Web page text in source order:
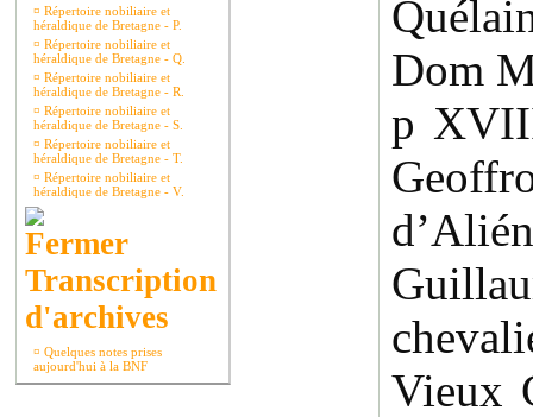
¤ Répertoire nobiliaire et
héraldique de Bretagne - P.
¤ Répertoire nobiliaire et
héraldique de Bretagne - Q.
¤ Répertoire nobiliaire et
héraldique de Bretagne - R.
¤ Répertoire nobiliaire et
héraldique de Bretagne - S.
¤ Répertoire nobiliaire et
héraldique de Bretagne - T.
¤ Répertoire nobiliaire et
héraldique de Bretagne - V.
Transcription
d'archives
¤ Quelques notes prises
aujourd'hui à la BNF
Dom
p
Vieux